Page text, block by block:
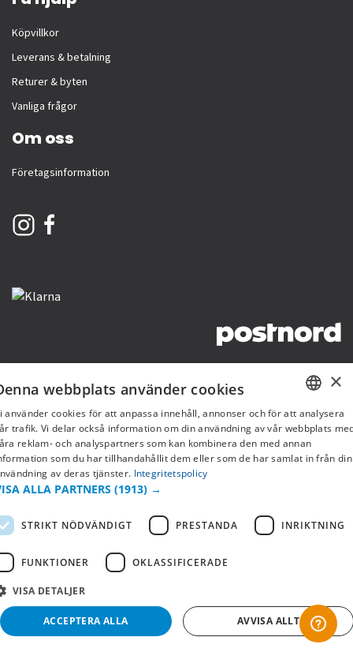
Köpvillkor
Leverans & betalning
Returer & byten
Vanliga frågor
Om oss
Företagsinformation
SWEDISH
FI
×
webbplats använder cookies
använder cookies för att anpassa innehåll, annonser och för att analysera
trafik. Vi delar också information om din användning av vår webbplats
reklam- och analyspartners som kan kombinera den med annan
som du har tillhandahållit dem eller som de har samlat in från din
av deras tjänster. Integritetspolicy
ALLA PARTNERS (1913) →
STRIKT NÖDVÄNDIGT PRESTANDA INRIKTNING
FUNKTIONER OKLASSIFICERADE
VISA DETALJER
ACCEPTERA ALLA AVVISA ALLT